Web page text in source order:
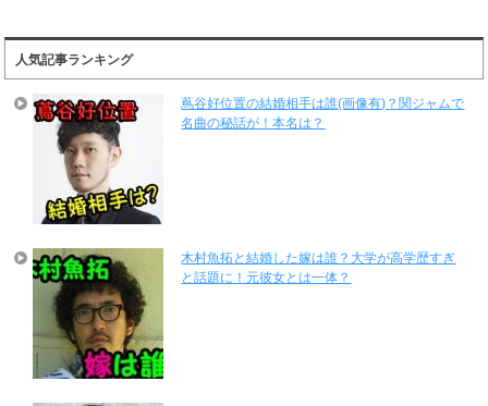
人気記事ランキング
蔦谷好位置の結婚相手は誰(画像有)？関ジャムで
名曲の秘話が！本名は？
木村魚拓と結婚した嫁は誰？大学が高学歴すぎ
と話題に！元彼女とは一体？